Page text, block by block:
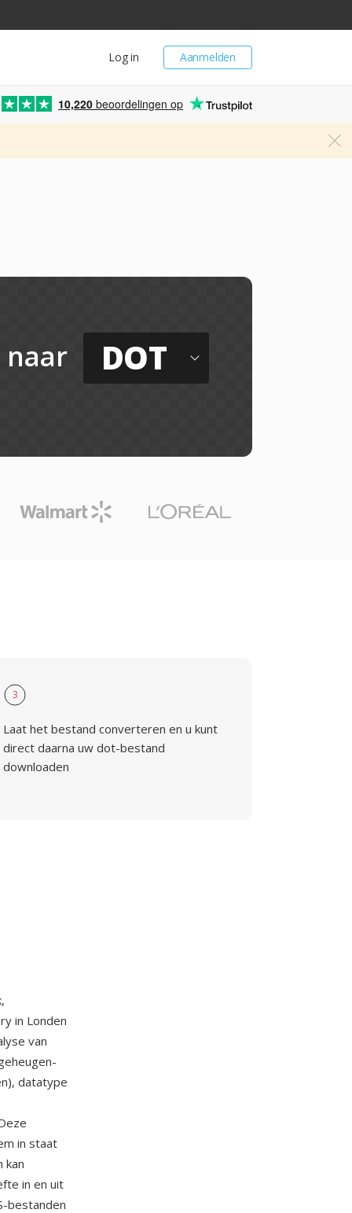
Aanmelden
Log in
10,220 beoordelingen op
naar DOT
3
Laat het bestand converteren en u kunt
direct daarna uw dot-bestand
downloaden
in Londen
van
datatype
in staat
kan
in en uit
bestanden